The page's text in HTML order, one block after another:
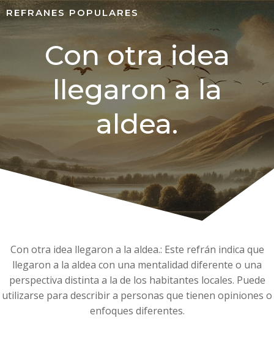
REFRANES POPULARES
Con otra idea
llegaron a la
aldea.
Con otra idea llegaron a la aldea.: Este refrán indica que
llegaron a la aldea con una mentalidad diferente o una
perspectiva distinta a la de los habitantes locales. Puede
utilizarse para describir a personas que tienen opiniones o
enfoques diferentes.